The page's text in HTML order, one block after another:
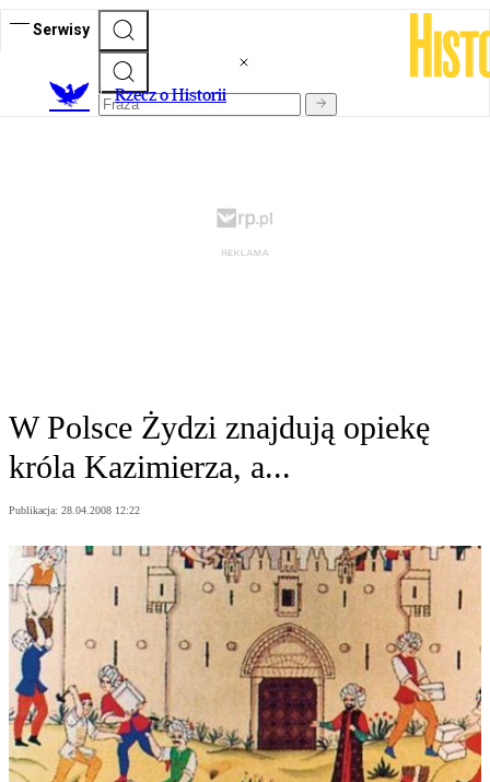
Serwisy
Rzecz o Historii
W Polsce Żydzi znajdują opiekę
króla Kazimierza, a...
Publikacja: 28.04.2008 12:22